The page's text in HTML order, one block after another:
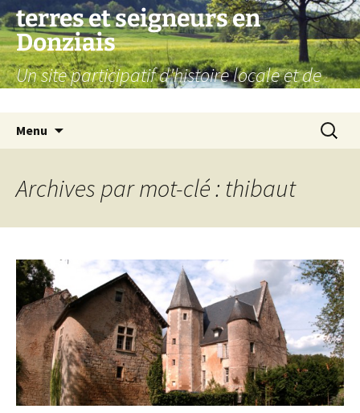
Aller
au
contenu
terres et seigneurs en
Donziais
Un site participatif d'histoire locale et de
Menu
Archives par mot-clé : thibaut